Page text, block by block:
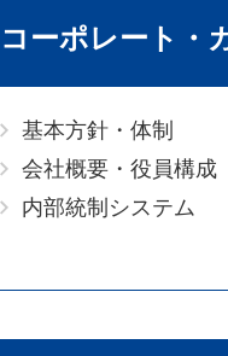
コーポレート・
基本方針・体制
会社概要・役員構成
内部統制システム